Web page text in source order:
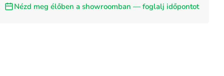
Nézd meg élőben a showroomban — foglalj időpontot